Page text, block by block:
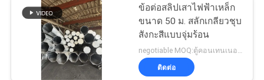
แผนผัง
เว็บไซต์
ข้อต่อสลิปเสาไฟฟ้าเหล็ก
ขนาด 50 ม. สลักเกลียวชุบ
สังกะสีแบบจุ่มร้อน
negotiable MOQ:ตู้คอนเทนเนอร์ 40 HQ หนึ่งตู้
ติดต่อ